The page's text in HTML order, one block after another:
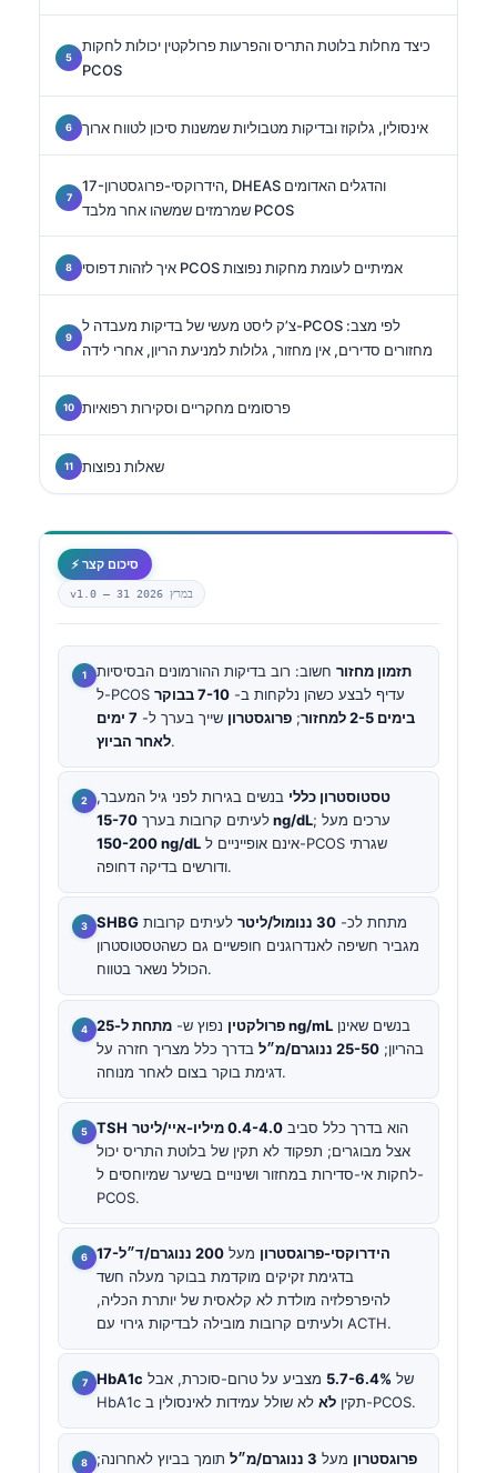
כיצד מחלות בלוטת התריס והפרעות פרולקטין יכולות לחקות
PCOS
אינסולין, גלוקוז ובדיקות מטבוליות שמשנות סיכון לטווח ארוך
17-הידרוקסי-פרוגסטרון, DHEAS והדגלים האדומים
שמרמזים שמשהו אחר מלבד PCOS
איך לזהות דפוסי PCOS אמיתיים לעומת מחקות נפוצות
צ’ק ליסט מעשי של בדיקות מעבדה ל-PCOS לפי מצב:
מחזורים סדירים, אין מחזור, גלולות למניעת הריון, אחרי לידה
פרסומים מחקריים וסקירות רפואיות
שאלות נפוצות
⚡ סיכום קצר
v1.0 — 31 במרץ 2026
תזמון מחזור חשוב: רוב בדיקות ההורמונים הבסיסיות
ל-PCOS עדיף לבצע כשהן נלקחות ב-
7-10 בבוקר
בימים 2-5 למחזור
; פרוגסטרון שייך בערך ל-
7 ימים
לאחר הביוץ.
טסטוסטרון כללי בנשים בגירות לפני גיל המעבר,
לעיתים קרובות בערך15-70 ng/dL ; ערכים מעל
150-200 ng/dL
ודורשים בדיקה דחופה.
SHBG מתחת לכ- 30 ננומול/ליטר
לעיתים קרובות
מגביר חשיפה לאנדרוגנים חופשיים גם כשהטסטוסטרון
הכולל נשאר בטווח.
פרולקטין נפוץ ש- מתחת ל-25 ng/mL
בהריון; 25-50 ננוגרם/מ״ל
בדרך כלל מצריך חזרה על
דגימת בוקר בצום לאחר מנוחה.
TSH הוא בדרך כלל סביב 0.4-4.0 מיליו-איי/ליטר
אצל מבוגרים; תפקוד לא תקין של בלוטת התריס יכול
לחקות אי-סדירות במחזור ושינויים בשיער שמיוחסים ל-
PCOS.
17-הידרוקסי-פרוגסטרון מעל 200 ננוגרם/ד״ל
בדגימת זקיקים מוקדמת בבוקר מעלה חשד
להיפרפלזיה מולדת לא קלאסית של יותרת הכליה,
ולעיתים קרובות מובילה לבדיקות גירוי עם ACTH.
HbA1c של 5.7-6.4% מצביע על טרום-סוכרת, אבל
HbA1c תקין לֹא לא שולל עמידות לאינסולין ב-PCOS.
פרוגסטרון מעל 3 ננוגרם/מ״ל
תומך בביוץ לאחרונה;